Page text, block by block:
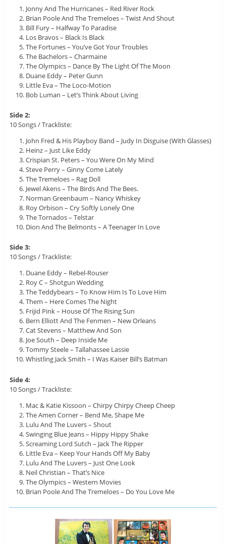
Jonny And The Hurricanes – Red River Rock
Brian Poole And The Tremeloes – Twist And Shout
Bill Fury – Halfway To Paradise
Los Bravos – Black Is Black
The Fortunes – You’ve Got Your Troubles
The Bachelors – Charmaine
The Olympics – Dance By The Light Of The Moon
Duane Eddy – Peter Gunn
Little Eva – The Loco-Motion
Bob Luman – Let’s Think About Living
Side 2:
10 Songs / Trackliste:
John Fred & His Playboy Band – Judy In Disguise (With Glasses)
Heinz – Just Like Eddy
Crispian St. Peters – You Were On My Mind
Steve Perry – Ginny Come Lately
The Tremeloes – Rag Doll
Jewel Akens – The Birds And The Bees.
Norman Greenbaum – Nancy Whiskey
Roy Orbison – Cry Softly Lonely One
The Tornados – Telstar
Dion And The Belmonts – A Teenager In Love
Side 3:
10 Songs / Trackliste:
Duane Eddy – Rebel-Rouser
Roy C – Shotgun Wedding
The Teddybears – To Know Him Is To Love Him
Them – Here Comes The Night
Frijid Pink – House Of The Rising Sun
Bern Elliott And The Fenmen – New Orleans
Cat Stevens – Matthew And Son
Joe South – Deep Inside Me
Tommy Steele – Tallahassee Lassie
Whistling Jack Smith – I Was Kaiser Bill’s Batman
Side 4:
10 Songs / Trackliste:
Mac & Katie Kissoon – Chirpy Chirpy Cheep Cheep
The Amen Corner – Bend Me, Shape Me
Lulu And The Luvers – Shout
Swinging Blue Jeans – Hippy Hippy Shake
Screaming Lord Sutch – Jack The Ripper
Little Eva – Keep Your Hands Off My Baby
Lulu And The Luvers – Just One Look
Neil Christian – That’s Nice
The Olympics – Western Movies
Brian Poole And The Tremeloes – Do You Love Me